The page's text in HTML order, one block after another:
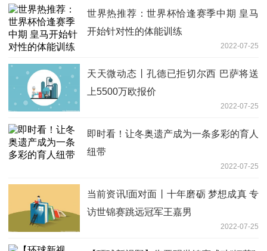
世界热推荐：世界杯恰逢赛季中期 皇马
开始针对性的体能训练
2022-07-25
天天微动态丨孔德已拒切尔西 巴萨将送
上5500万欧报价
2022-07-25
即时看！让冬奥遗产成为一条多彩的育人
纽带
2022-07-25
当前资讯!面对面丨十年磨砺 梦想成真 专
访世锦赛跳远冠军王嘉男
2022-07-25